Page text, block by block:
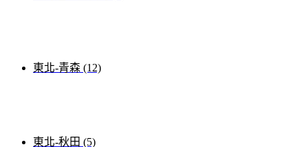
東北-青森 (12)
東北-秋田 (5)